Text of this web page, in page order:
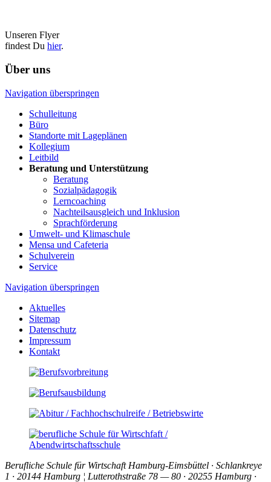
Unseren Flyer
findest Du hier.
Über uns
Navigation überspringen
Schulleitung
Büro
Standorte mit Lageplänen
Kollegium
Leitbild
Beratung und Unterstützung
Beratung
Sozialpädagogik
Lerncoaching
Nachteilsausgleich und Inklusion
Sprachförderung
Umwelt- und Klimaschule
Mensa und Cafeteria
Schulverein
Service
Navigation überspringen
Aktuelles
Sitemap
Datenschutz
Impressum
Kontakt
Berufliche Schule für Wirtschaft Hamburg-Eimsbüttel · Schlankreye
1 · 20144 Hamburg ¦ Lutterothstraße 78 — 80 · 20255 Hamburg ·